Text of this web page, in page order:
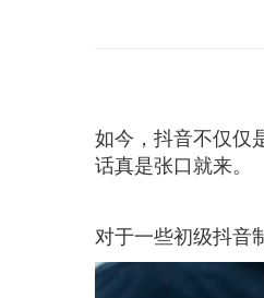
如今，抖音不仅仅
话真是张口就来。
对于一些初级抖音